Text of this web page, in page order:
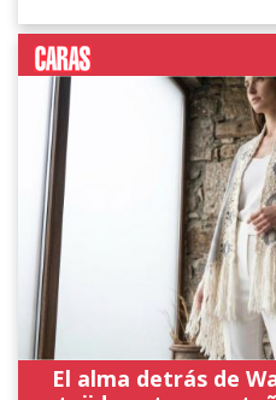
El alma detrás de